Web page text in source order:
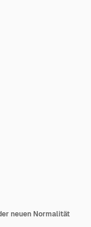
neuen Normalität